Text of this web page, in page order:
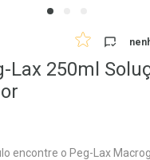
Lax 250ml
encontre o Peg-Lax